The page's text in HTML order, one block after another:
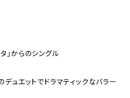
」からのシングル
デュエットでドラマティックなバラー